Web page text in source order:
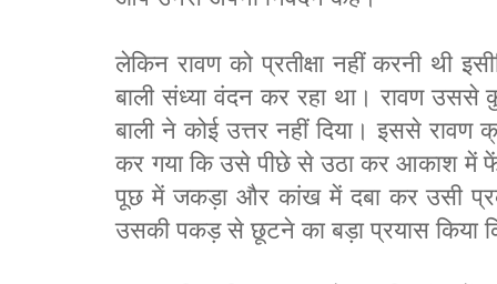
लेकिन रावण को प्रतीक्षा नहीं करनी थी
बाली संध्या वंदन कर रहा था। रावण
बाली ने कोई उत्तर नहीं दिया। इससे रावण
कर गया कि उसे पीछे से उठा कर आकाश में
पूछ में जकड़ा और कांख में दबा कर उसी
उसकी पकड़ से छूटने का बड़ा प्रयास किया